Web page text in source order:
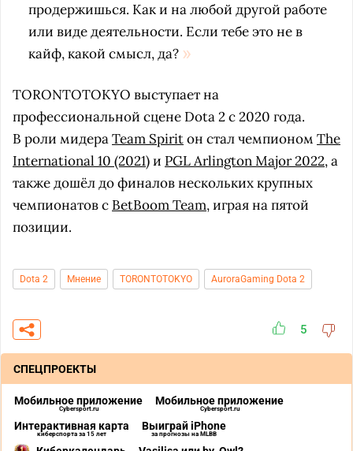
продержишься. Как и на любой другой работе
или виде деятельности. Если тебе это не в
кайф, какой смысл, да?
TORONTOTOKYO выступает на
профессиональной сцене Dota 2 с 2020 года.
В роли мидераTeam Spiritон стал чемпионом The
International 10 (2021)и PGL Arlington Major 2022, а
также дошёл до финалов нескольких крупных
чемпионатов с BetBoom Team, играя на пятой
позиции.
Dota 2 Мнение TORONTOTOKYO AuroraGaming Dota 2
5
СПЕЦПРОЕКТЫ
Мобильное приложение
Cybersport.ru
Мобильное приложение
Cybersport.ru
Интерактивная карта
киберспорта за 15 лет
Выиграй iPhone
за прогнозы на MLBB